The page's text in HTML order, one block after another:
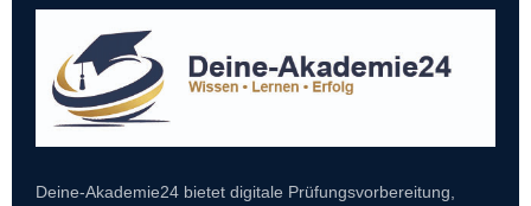
Deine-Akademie24 bietet digitale Prüfungsvorbereitung,